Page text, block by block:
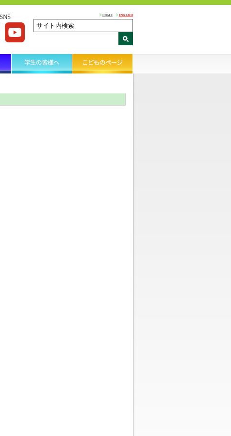
HOME ENGLISH